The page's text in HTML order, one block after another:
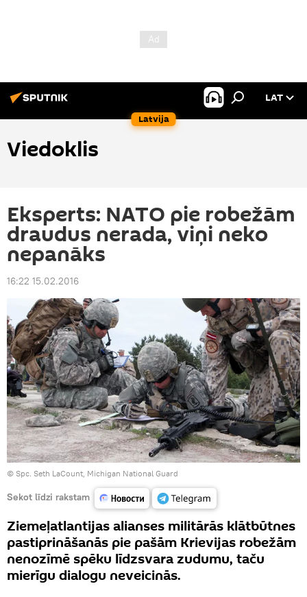
Latvija
LAT
Viedoklis
Eksperts: NATO pie robežām
draudus nerada, viņi neko
nepanāks
16:22 15.02.2016
© Spc. Seth LaCount, Michigan National Guard
Sekot līdzi rakstam
Ziemeļatlantijas alianses militārās klātbūtnes
pastiprināšanās pie pašām Krievijas robežām
nenozīmē spēku līdzsvara zudumu, taču
mierīgu dialogu neveicinās.